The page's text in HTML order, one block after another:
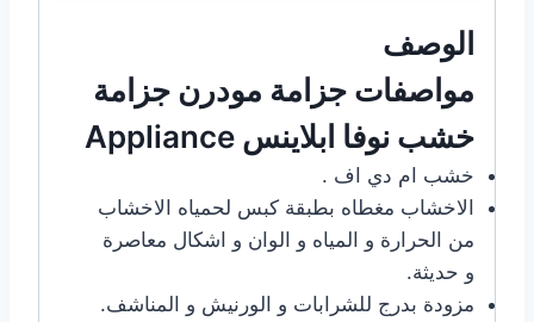
الوصف
مواصفات جزامة مودرن جزامة
خشب نوفا ابلاينس Appliance
خشب ام دي اف .
الاخشاب مغطاه بطبقة كبس لحمياه الاخشاب
من الحرارة و المياه و الوان و اشكال معاصرة
و حديثة.
مزودة بدرج للشرابات و الورنيش و المناشف.